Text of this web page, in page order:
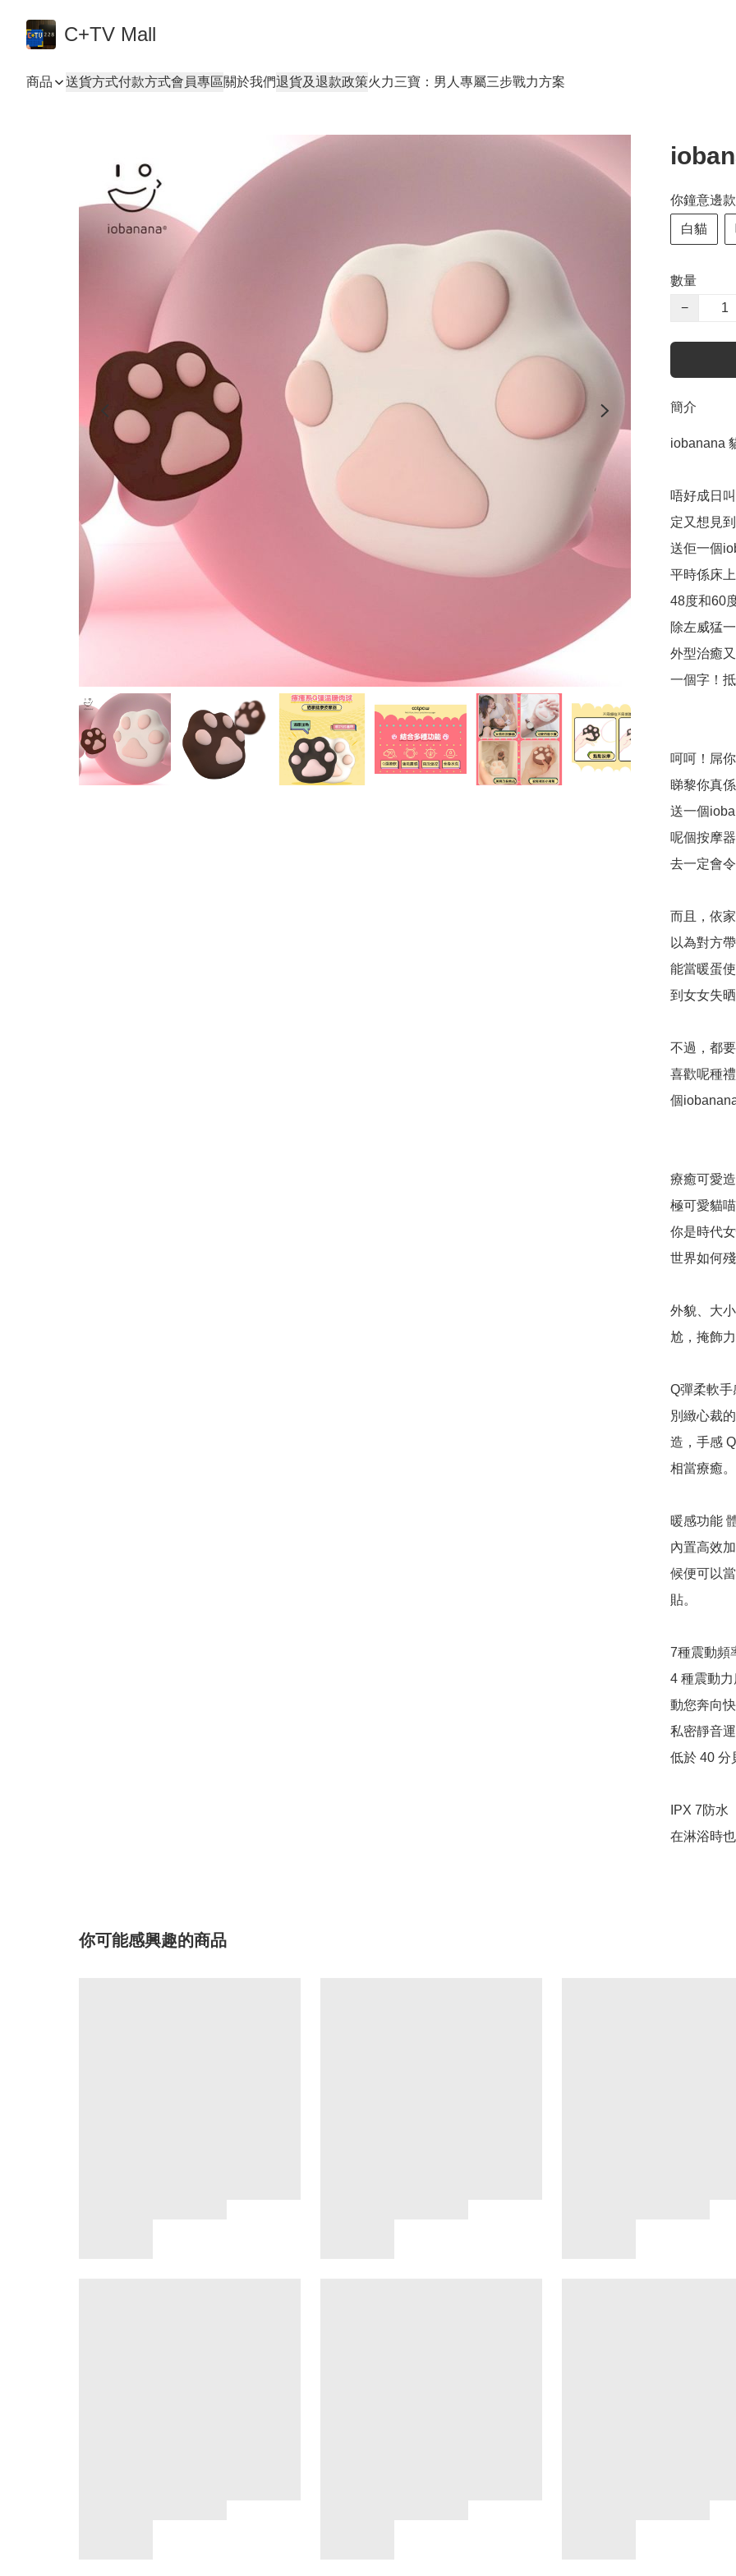
C+TV Mall
商品 送貨方式付款方式會員專區關於我們退貨及退款政策火力三寶：男人專屬三步戰力方案
你鐘意邊
白貓
數量
−
簡介
iobanana
唔好成日
定又想見
送佢一個
平時係床
48度和60
除左威猛
外型治癒
一個字！
呵呵！屌
睇黎你真
送一個
呢個按摩
去一定會
而且，依
以為對方
能當暖蛋
到女女失
不過，都
喜歡呢種
個
療癒可愛
極可愛貓
你是時代
世界如何
外貌、大
尬，掩飾
Q彈柔軟手
別緻心裁
造，手感
相當療癒。
暖感功能
內置高效
候便可以
貼。
7種震動頻
4 種震動
動您奔向
私密靜音
低於 40 分
IPX 7防水
你可能感興趣的商品